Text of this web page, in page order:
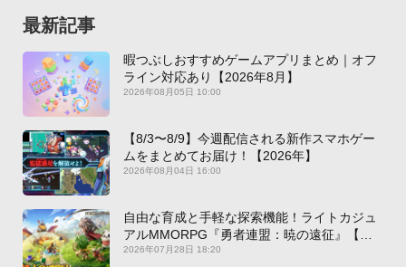
最新記事
暇つぶしおすすめゲームアプリまとめ｜オフ
ライン対応あり【2026年8月】
2026年08月05日 10:00
【8/3〜8/9】今週配信される新作スマホゲー
ムをまとめてお届け！【2026年】
2026年08月04日 16:00
自由な育成と手軽な探索機能！ライトカジュ
アルMMORPG『勇者連盟：暁の遠征』【最
新作PICKUP】
2026年07月28日 18:20